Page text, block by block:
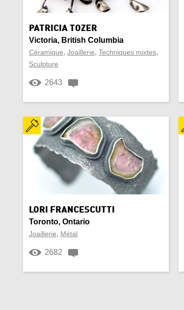
Tapis au crochet
Valise
Végétalien
PATRICIA TOZER
Victoria, British Columbia
Céramique, Joaillerie, Techniques mixtes,
Sculpture
2643
LORI FRANCESCUTTI
Toronto, Ontario
Joaillerie, Métal
2682